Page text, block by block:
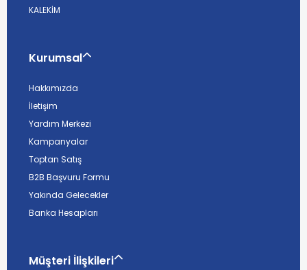
KALEKİM
Kurumsal
Hakkımızda
İletişim
Yardım Merkezi
Kampanyalar
Toptan Satış
B2B Başvuru Formu
Yakında Gelecekler
Banka Hesapları
Müşteri İlişkileri